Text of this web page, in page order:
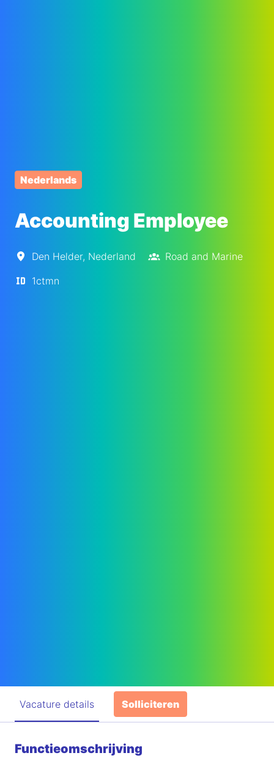
Nederlands
Accounting Employee
Den Helder, Nederland
Road and Marine
1ctmn
Vacature details Solliciteren
Functieomschrijving